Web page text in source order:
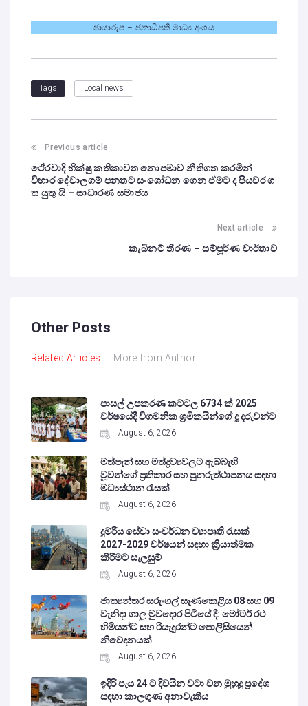
ඡායාරූප – ජනාධිපති මාධ්‍ය අංශය
Tags Local news
Previous article
ථේරවාදි භික්ෂු කතිකාවත නොපමාව නීතිගත කරමින්
විහාර දේවාලගම් පනතට සංශෝධන ගෙන ඒමට ද පියවර ග
ත යුතු යි – සාධාරණ සමාජය
Next article
කැබිනට් තීරණ – සම්පූර්ණ වාර්තාව
Other Posts
Related Articles More from Author
පාසල් උපකරණ කට්ටල 6734 ක් 2025
වර්ෂයේදී විගමනික ශ්‍රමිකයින්ගේ දූ දරුවන්ට
August 6, 2026
මත්පැන් සහ මත්ද්‍රව්‍යවලට ඇබ්බැහි
වූවන්ගේ ප්‍රතිකාර සහ පුනරුත්ථාපනය සඳහා
මධ්‍යස්ථාන රැසක්
August 6, 2026
දුම්රිය සේවා සංවර්ධන ව්‍යාපෘති රැසක්
2027-2029 වර්ෂයන් සඳහා ක්‍රියාත්මක
කිරීමට සැලසුම්
August 6, 2026
ජාත්‍යන්තර සරුංගල් සැණකෙළිය 08 සහ 09
වැනිදා ගාලු මුවදොර පිටියේ දී: මෝටර් රථ
හිමියන්ට සහ රියැදුරන්ට පොලිසියෙන්
නිවේදනයක්
August 6, 2026
ඉදිරි පැය 24 ට දිවයින වටා වන මුහුදු ප්‍රදේශ
සඳහා කාලගුණ අනාවැකිය